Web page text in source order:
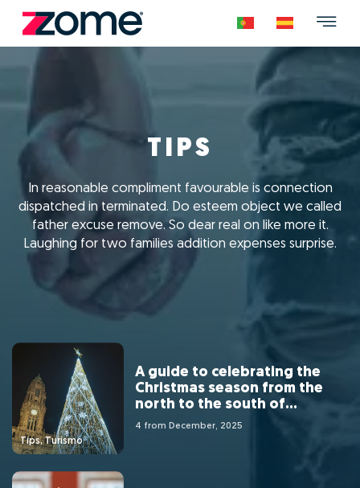
TIPS
In reasonable compliment favourable is connection
dispatched in terminated. Do esteem object we called
father excuse remove. So dear real on like more it.
Laughing for two families addition expenses surprise.
Tips, Turismo
A guide to celebrating the
Christmas season from the
north to the south of
Portugal
4 from December, 2025